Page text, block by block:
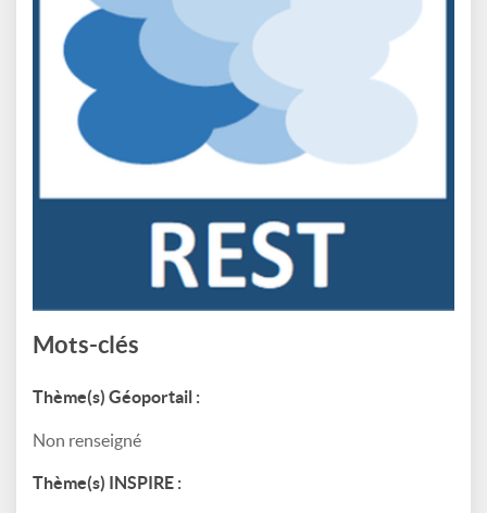
Mots-clés
Thème(s) Géoportail :
Non renseigné
Thème(s) INSPIRE :